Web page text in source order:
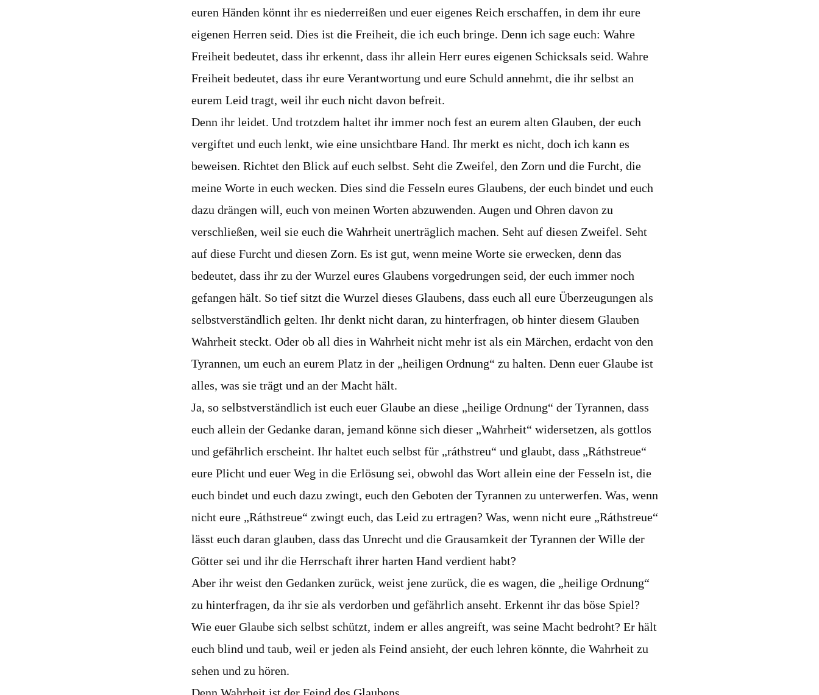
euren Händen könnt ihr es niederreißen und euer eigenes Reich erschaffen, in dem ihr eure
eigenen Herren seid. Dies ist die Freiheit, die ich euch bringe. Denn ich sage euch: Wahre
Freiheit bedeutet, dass ihr erkennt, dass ihr allein Herr eures eigenen Schicksals seid. Wahre
Freiheit bedeutet, dass ihr eure Verantwortung und eure Schuld annehmt, die ihr selbst an
eurem Leid tragt, weil ihr euch nicht davon befreit.
Denn ihr leidet. Und trotzdem haltet ihr immer noch fest an eurem alten Glauben, der euch
vergiftet und euch lenkt, wie eine unsichtbare Hand. Ihr merkt es nicht, doch ich kann es
beweisen. Richtet den Blick auf euch selbst. Seht die Zweifel, den Zorn und die Furcht, die
meine Worte in euch wecken. Dies sind die Fesseln eures Glaubens, der euch bindet und euch
dazu drängen will, euch von meinen Worten abzuwenden. Augen und Ohren davon zu
verschließen, weil sie euch die Wahrheit unerträglich machen. Seht auf diesen Zweifel. Seht
auf diese Furcht und diesen Zorn. Es ist gut, wenn meine Worte sie erwecken, denn das
bedeutet, dass ihr zu der Wurzel eures Glaubens vorgedrungen seid, der euch immer noch
gefangen hält. So tief sitzt die Wurzel dieses Glaubens, dass euch all eure Überzeugungen als
selbstverständlich gelten. Ihr denkt nicht daran, zu hinterfragen, ob hinter diesem Glauben
Wahrheit steckt. Oder ob all dies in Wahrheit nicht mehr ist als ein Märchen, erdacht von den
Tyrannen, um euch an eurem Platz in der „heiligen Ordnung“ zu halten. Denn euer Glaube ist
alles, was sie trägt und an der Macht hält.
Ja, so selbstverständlich ist euch euer Glaube an diese „heilige Ordnung“ der Tyrannen, dass
euch allein der Gedanke daran, jemand könne sich dieser „Wahrheit“ widersetzen, als gottlos
und gefährlich erscheint. Ihr haltet euch selbst für „ráthstreu“ und glaubt, dass „Ráthstreue“
eure Plicht und euer Weg in die Erlösung sei, obwohl das Wort allein eine der Fesseln ist, die
euch bindet und euch dazu zwingt, euch den Geboten der Tyrannen zu unterwerfen. Was, wenn
nicht eure „Ráthstreue“ zwingt euch, das Leid zu ertragen? Was, wenn nicht eure „Ráthstreue“
lässt euch daran glauben, dass das Unrecht und die Grausamkeit der Tyrannen der Wille der
Götter sei und ihr die Herrschaft ihrer harten Hand verdient habt?
Aber ihr weist den Gedanken zurück, weist jene zurück, die es wagen, die „heilige Ordnung“
zu hinterfragen, da ihr sie als verdorben und gefährlich anseht. Erkennt ihr das böse Spiel?
Wie euer Glaube sich selbst schützt, indem er alles angreift, was seine Macht bedroht? Er hält
euch blind und taub, weil er jeden als Feind ansieht, der euch lehren könnte, die Wahrheit zu
sehen und zu hören.